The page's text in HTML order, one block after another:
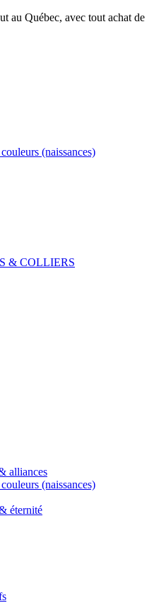
au Québec, avec tout achat de
(naissances)
& COLLIERS
alliances
(naissances)
éternité